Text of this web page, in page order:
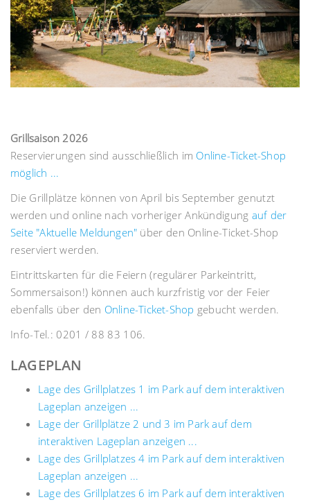
Grillsaison 2026
Reservierungen sind ausschließlich im Online-Ticket-Shop
möglich ...
Die Grillplätze können von April bis September genutzt
werden und online nach vorheriger Ankündigung auf der
Seite "Aktuelle Meldungen" über den Online-Ticket-Shop
reserviert werden.
Eintrittskarten für die Feiern (regulärer Parkeintritt,
Sommersaison!) können auch kurzfristig vor der Feier
ebenfalls über den Online-Ticket-Shop gebucht werden.
Info-Tel.: 0201 / 88 83 106.
LAGEPLAN
Lage des Grillplatzes 1 im Park auf dem interaktiven
Lageplan anzeigen ...
Lage der Grillplätze 2 und 3 im Park auf dem
interaktiven Lageplan anzeigen ...
Lage des Grillplatzes 4 im Park auf dem interaktiven
Lageplan anzeigen ...
Lage des Grillplatzes 6 im Park auf dem interaktiven